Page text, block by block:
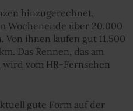
hinzugerechnet,
Wochenende über 20.000
Von ihnen laufen gut 11.500
Das Rennen, das am
vom HR-Fernsehen
gute Form auf der